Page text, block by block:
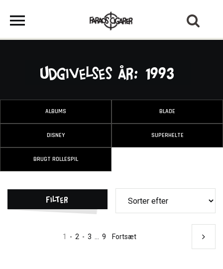
Udgivelses År: 1993
ALBUMS BLADE
DISNEY SUPERHELTE
BRUGT ROLLESPIL
Filter
1 - 2 - 3 9 Fortsæt